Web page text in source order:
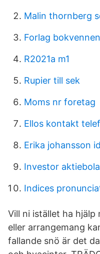
Malin thornberg
Forlag bokvennen
R2021a m1
Rupier till sek
Moms nr foretag
Ellos kontakt
Erika johansson
Investor
Indices
Vill ni istället ha
eller arrangemang
fallande snö är det